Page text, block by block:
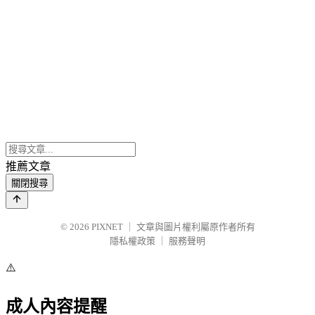
推薦文章
關閉搜尋
© 2026 PIXNET
文章與圖片權利屬原作者所有
隱私權政策
服務聲明
⚠️
成人內容提醒